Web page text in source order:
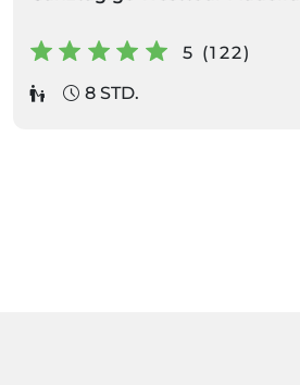
5 (122)
8 STD.